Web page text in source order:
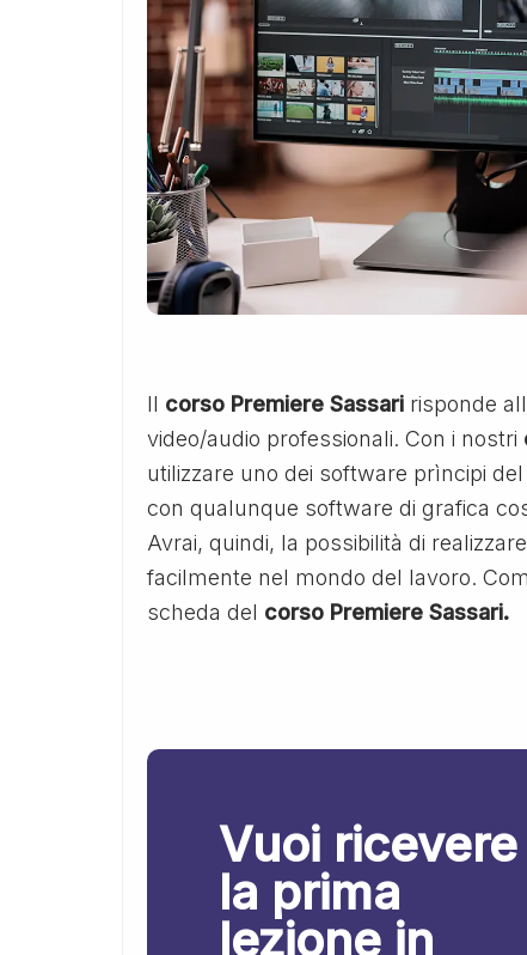
Il corso Premiere Sassari risponde
video/audio professionali. Con i nostri
utilizzare uno dei software prìncipi
con qualunque software di grafica
Avrai, quindi, la possibilità di
facilmente nel mondo del lavoro.
scheda del corso Premiere Sassari.
Vuoi ricevere
la prima
lezione in